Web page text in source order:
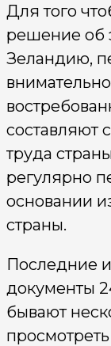
Для того
решение об
Зеландию,
составляют
труда
регулярно
основании
страны.
Последние
документы
бывают